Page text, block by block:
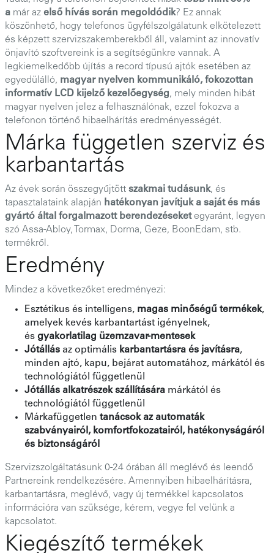
a már az első hívás során megoldódik? Ez annak
köszönhető, hogy telefonos ügyfélszolgálatunk elkötelezett
és képzett szervizszakemberekből áll, valamint az innovatív
önjavító szoftvereink is a segítségünkre vannak. A
legkiemelkedőbb újítás a record típusú ajtók esetében az
egyedülálló, magyar nyelven kommunikáló, fokozottan
informatív LCD kijelző kezelőegység, mely minden hibát
magyar nyelven jelez a felhasználónak, ezzel fokozva a
telefonon történő hibaelhárítás eredményességét.
Márka független szerviz és
karbantartás
Az évek során összegyűjtött szakmai tudásunk, és
tapasztalataink alapján hatékonyan javítjuk a saját és más
gyártó által forgalmazott berendezéseketegyaránt, legyen
szó Assa-Abloy, Tormax, Dorma, Geze, BoonEdam, stb.
termékről.
Eredmény
Mindez a következőket eredményezi:
Esztétikus és intelligens, magas minőségű termékek,
amelyek kevés karbantartást igényelnek,
és gyakorlatilag üzemzavar-mentesek
Jótállás az optimális karbantartásra és javításra,
minden ajtó, kapu, bejárat automatához, márkától és
technológiától függetlenül
Jótállás alkatrészek szállítására márkától és
technológiától függetlenül
Márkafüggetlen tanácsok az automaták
szabványairól, komfortfokozatairól, hatékonyságáról
és biztonságáról
Szervizszolgáltatásunk 0-24 órában áll meglévő és leendő
Partnereink rendelkezésére. Amennyiben hibaelhárításra,
karbantartásra, meglévő, vagy új termékkel kapcsolatos
információra van szüksége, kérem, vegye fel velünk a
kapcsolatot.
Kiegészítő termékek